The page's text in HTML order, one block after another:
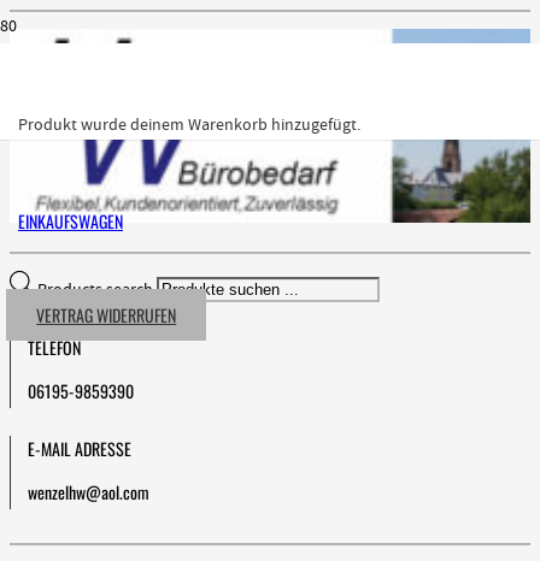
Produktwurde deinem Warenkorb hinzugefügt.
EINKAUFSWAGEN
VERTRAG WIDERRUFEN
Products search
TELEFON
06195-9859390
E-MAIL ADRESSE
wenzelhw@aol.com